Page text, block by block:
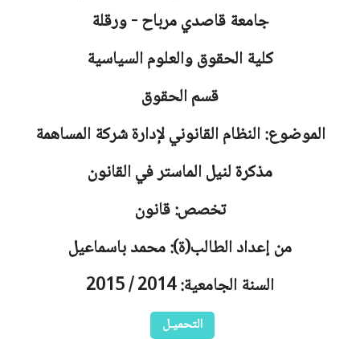
جامعةقاصدي مرباح - ورقلة
كلية الحقوق والعلوم السياسية
قسم الحقوق
الموضوع: النظام القانوني لإدارة شركة المساهمة
مذكرة لنيل الماستر في القانون
تخصص: قانون
من إعداد الطالب(ة): محمد باسماعيل
السنة الجامعية: 2014 / 2015
التحميـل